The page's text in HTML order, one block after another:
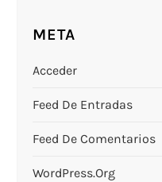
META
Acceder
Feed De Entradas
Feed De Comentarios
WordPress.org